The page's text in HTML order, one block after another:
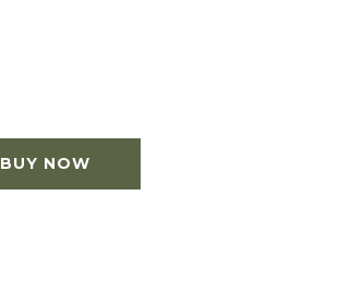
BUY NOW